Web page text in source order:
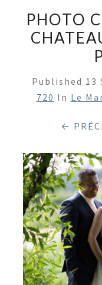
PHOTO
Published 13
720 In Le
←